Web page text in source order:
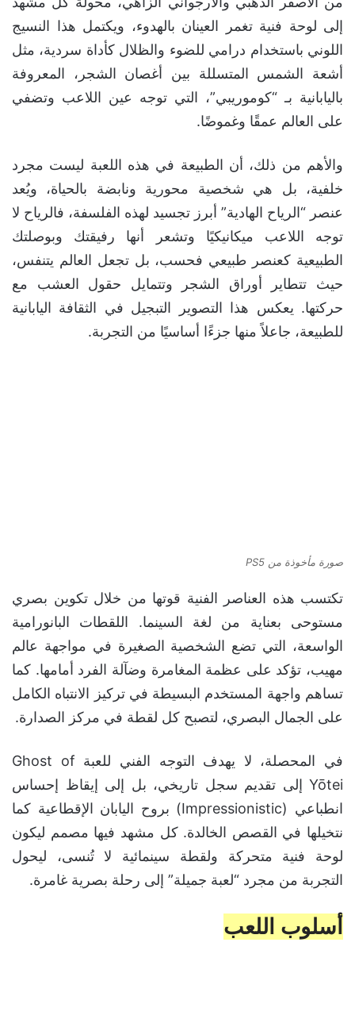
إلى لوحة فنية تغمر العينان بالهدوء، ويكتمل هذا النسيج
اللوني باستخدام درامي للضوء والظلال كأداة سردية، مثل
أشعة الشمس المتسللة بين أغصان الشجر، المعروفة
باليابانية بـ “كوموريبي”، التي توجه عين اللاعب وتضفي
على العالم عمقًا وغموضًا.
والأهم من ذلك، أن الطبيعة في هذه اللعبة ليست مجرد
خلفية، بل هي شخصية محورية ونابضة بالحياة، ويُعد
عنصر “الرياح الهادية” أبرز تجسيد لهذه الفلسفة، فالرياح لا
توجه اللاعب ميكانيكيًا وتشعر أنها رفيقتك وبوصلتك
الطبيعية كعنصر طبيعي فحسب، بل تجعل العالم يتنفس،
حيث تتطاير أوراق الشجر وتتمايل حقول العشب مع
حركتها. يعكس هذا التصوير التبجيل في الثقافة اليابانية
للطبيعة، جاعلاً منها جزءًا أساسيًا من التجربة.
صورة مأخوذة من PS5
تكتسب هذه العناصر الفنية قوتها من خلال تكوين بصري
مستوحى بعناية من لغة السينما. اللقطات البانورامية
الواسعة، التي تضع الشخصية الصغيرة في مواجهة عالم
مهيب، تؤكد على عظمة المغامرة وضآلة الفرد أمامها. كما
تساهم واجهة المستخدم البسيطة في تركيز الانتباه الكامل
على الجمال البصري، لتصبح كل لقطة في مركز الصدارة.
في المحصلة، لا يهدف التوجه الفني للعبة Ghost of
Yōtei إلى تقديم سجل تاريخي، بل إلى إيقاظ إحساس
انطباعي (Impressionistic) بروح اليابان الإقطاعية كما
نتخيلها في القصص الخالدة. كل مشهد فيها مصمم ليكون
لوحة فنية متحركة ولقطة سينمائية لا تُنسى، ليحول
التجربة من مجرد “لعبة جميلة” إلى رحلة بصرية غامرة.
أسلوب اللعب